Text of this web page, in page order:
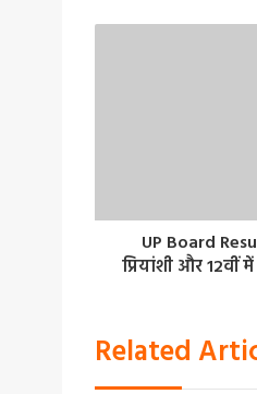
UP Board
प्रियांशी और 12वीं
Related